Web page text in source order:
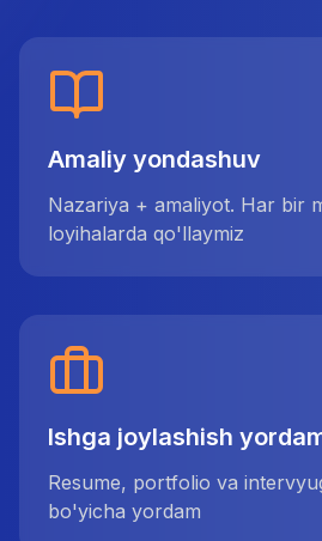
Amaliy yondashuv
Nazariya + amaliyot. Har bir
loyihalarda qo'llaymiz
Ishga joylashish
Resume, portfolio va
bo'yicha yordam